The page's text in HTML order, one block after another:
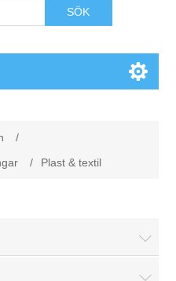
SÖK
/
/ Plast & textil